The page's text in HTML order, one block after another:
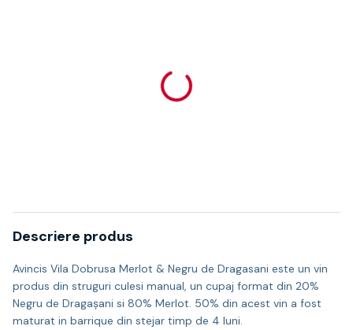
Descriere produs
Avincis Vila Dobrusa Merlot & Negru de Dragasani este un vin
produs din struguri culesi manual, un cupaj format din 20%
Negru de Dragaşani si 80% Merlot. 50% din acest vin a fost
maturat in barrique din stejar timp de 4 luni.